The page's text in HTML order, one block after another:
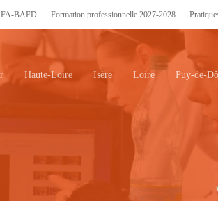
BAFD Formation professionnelle 2027-2028
Haute-Loire Isère Loire Puy-de-